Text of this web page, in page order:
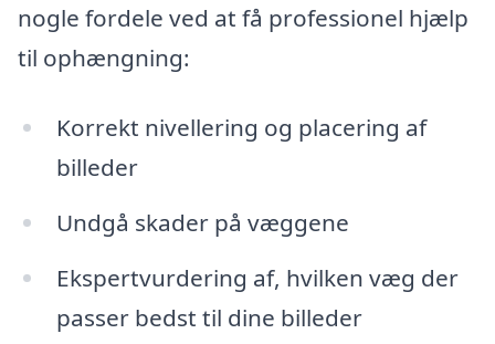
nogle fordele ved at få professionel hjælp
til ophængning:
Korrekt nivellering og placering af
billeder
Undgå skader på væggene
Ekspertvurdering af, hvilken væg der
passer bedst til dine billeder